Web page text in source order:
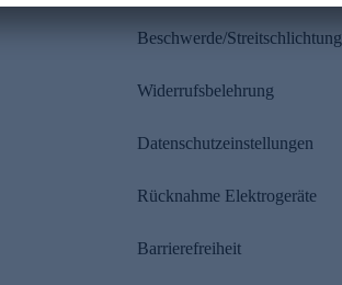
Beschwerde/Streitschlichtung
Widerrufsbelehrung
Datenschutzeinstellungen
Rücknahme Elektrogeräte
Barrierefreiheit